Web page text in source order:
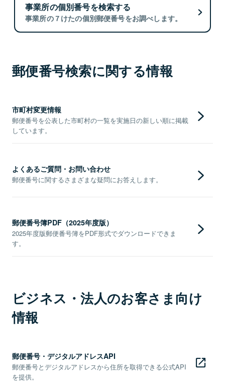
事業所の個別番号を検索する
事業所の７けたの個別郵便番号をお調べします。
郵便番号検索に関する情報
市町村変更情報
郵便番号を公表した市町村の一覧を実施日の新しい順に掲載
しています。
よくあるご質問・お問い合わせ
郵便番号に関するさまざまな疑問にお答えします。
郵便番号簿PDF（2025年度版）
2025年度版郵便番号簿をPDF形式でダウンロードできま
す。
ビジネス・法人のお客さま向け
情報
郵便番号・デジタルアドレスAPI
郵便番号とデジタルアドレスから住所を取得できる公式API
を提供。